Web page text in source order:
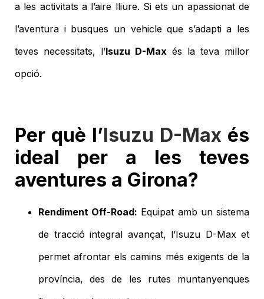
a les activitats a l’aire lliure. Si ets un apassionat de
l’aventura i busques un vehicle que s’adapti a les
teves necessitats, l’Isuzu D-Max és la teva millor
opció.
Per què l’Isuzu D-Max és
ideal per a les teves
aventures a Girona?
Rendiment Off-Road: Equipat amb un sistema
de tracció integral avançat, l’Isuzu D-Max et
permet afrontar els camins més exigents de la
província, des de les rutes muntanyenques